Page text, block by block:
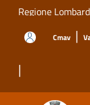
Salta al contenuto
Regione
Cmav |
|